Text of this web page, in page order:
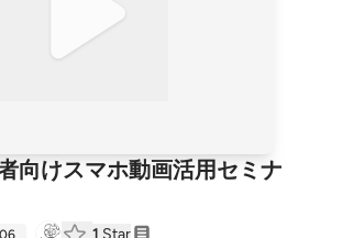
向けスマホ動画活用セミナ
1 Star